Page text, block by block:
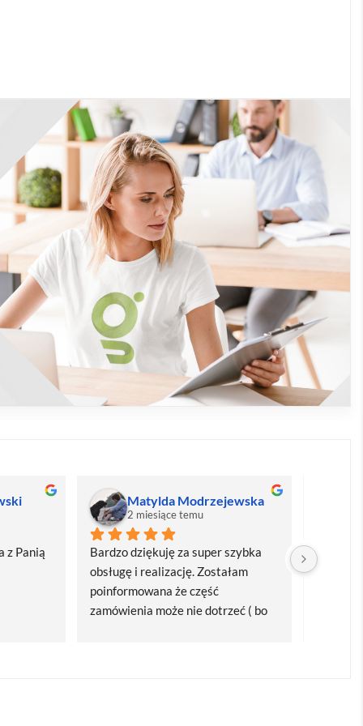
z Panią
Matylda Modrzejewska
2 miesiące temu
Bardzo dziękuję za super szybka
obsługę i realizację. Zostałam
poinformowana że część
zamówienia może nie dotrzeć ( bo
Bardzo